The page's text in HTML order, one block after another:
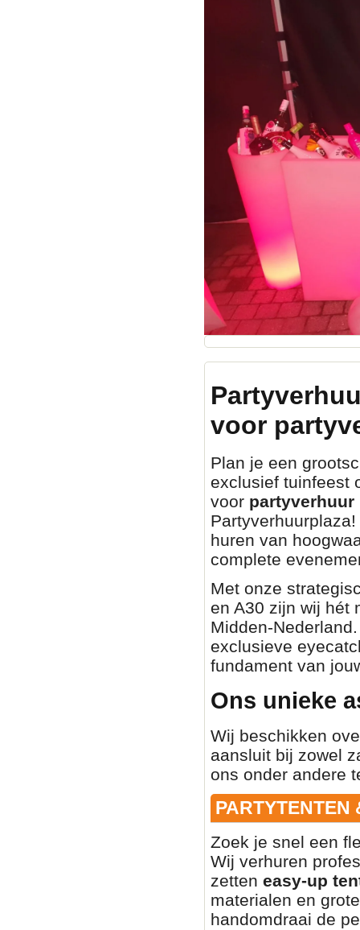
voor
Plan je een
exclusief tuinfeest
voor partyverhuur
huren van
complete
Met onze
en A30 zijn wij hét
Midden-
exclusieve
fundament van
Ons unieke
Wij beschikken
aansluit bij zowel
ons onder andere
PARTYTENTEN
Zoek je snel een
Wij verhuren
zetten easy-up
materialen en
handomdraai de